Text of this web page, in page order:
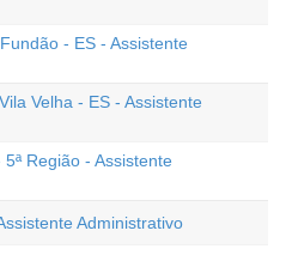
- ES - Assistente
Velha - ES - Assistente
Região - Assistente
Administrativo